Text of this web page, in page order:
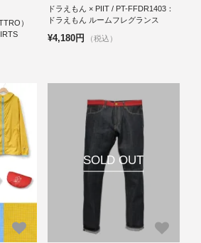
）
ドラえもん × PIIT / PT-FFDR1403：
ドラえもん ルームフレグランス
¥4,180円 （税込）
SOLD OUT